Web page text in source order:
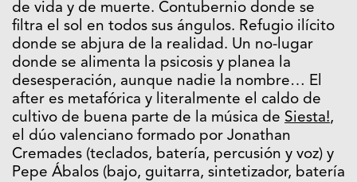
de vida y de muerte. Contubernio donde se
filtra el sol en todos sus ángulos. Refugio ilícito
donde se abjura de la realidad. Un no-lugar
donde se alimenta la psicosis y planea la
desesperación, aunque nadie la nombre… El
after es metafórica y literalmente el caldo de
cultivo de buena parte de la música de Siesta!,
el dúo valenciano formado por Jonathan
Cremades (teclados, batería, percusión y voz) y
Pepe Ábalos (bajo, guitarra, sintetizador, batería